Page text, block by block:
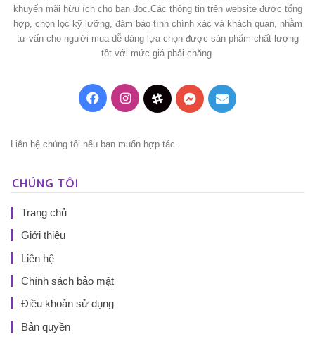
khuyến mãi hữu ích cho bạn đọc.Các thông tin trên website được tổng
hợp, chọn lọc kỹ lưỡng, đảm bảo tính chính xác và khách quan, nhằm
tư vấn cho người mua dễ dàng lựa chọn được sản phẩm chất lượng
tốt với mức giá phải chăng.
FacebookInstagramThreadsMessenger
Mail
Liên hệ chúng tôi nếu bạn muốn hợp tác.
CHÚNG TÔI
Trang chủ
Giới thiệu
Liên hệ
Chính sách bảo mật
Điều khoản sử dụng
Bản quyền